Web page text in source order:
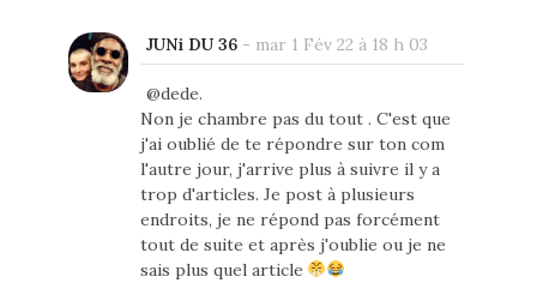
JUNi DU 36- mar 1 Fév 22 à 18 h 03
@dede.
Non je chambre pas du tout . C'est que
j'ai oublié de te répondre sur ton com
l'autre jour, j'arrive plus à suivre il y a
trop d'articles. Je post à plusieurs
endroits, je ne répond pas forcément
tout de suite et après j'oublie ou je ne
sais plus quel article